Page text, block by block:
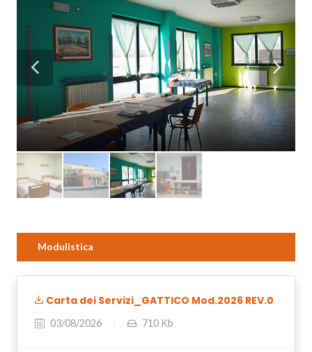
Modulistica
Carta dei Servizi_GATTICO Mod.2026 REV.0
03/08/2026 710 Kb